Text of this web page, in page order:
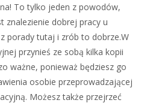
To tylko jeden z powodów,
znalezienie dobrej pracy u
porady tutaj i zrób to dobrze.W
przynieś ze sobą kilka kopii
ważne, ponieważ będziesz go
osobie przeprowadzającej
Możesz także przejrzeć